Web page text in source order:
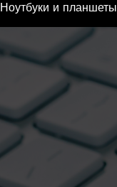
Ноутбуки и планшеты